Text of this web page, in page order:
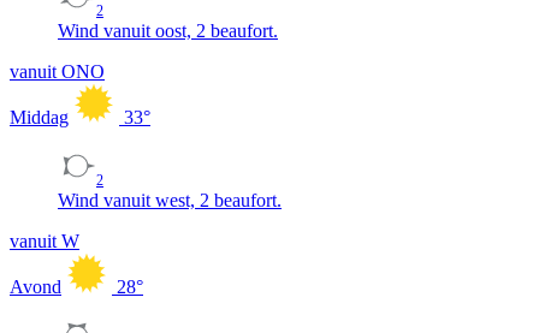
2
Wind vanuit oost, 2 beaufort.
vanuit ONO
Middag 33°
2
Wind vanuit west, 2 beaufort.
vanuit W
Avond 28°